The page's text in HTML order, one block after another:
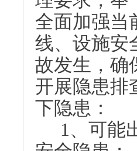
全面加强当
线、设施安
故发生，确
开展隐患排
下隐患：
1、可能